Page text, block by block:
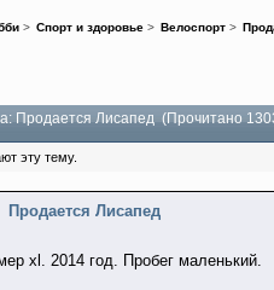
> Спорт и здоровье> Велоспорт>
Продается Лисапед (Прочитано
эту тему.
Продается Лисапед
xl. 2014 год. Пробег маленький.